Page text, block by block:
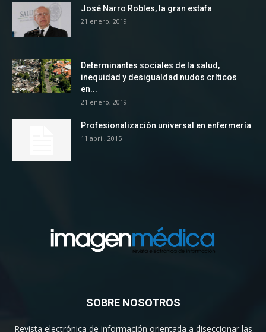
José Narro Robles, la gran estafa
21 enero, 2019
Determinantes sociales de la salud,
inequidad y desigualdad nudos críticos
en...
21 enero, 2019
Profesionalización universal en enfermería
11 abril, 2015
SOBRE NOSOTROS
Revista electrónica de información orientada a diseccionar las